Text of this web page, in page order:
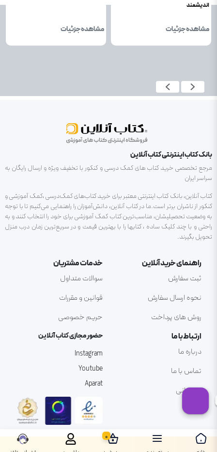
اندیشمند
مشاهده جزئیات مشاهده جزئیات
بانک کتاب اینترنتی کتاب آنلاین
مرجع تخصصی خرید کتاب های کمک درسی و کنکور با تخفیف ویژه و ارسال رایگان به
سراسر ایران
کتاب آنلاین، بانک کتاب اینترنتی معتبر برای خرید کتاب‌های کمک‌درسی ،کمک آموزشی و
کنکور از ناشران برتر است.ما در کتاب آنلاین، دانش‌آموزان را راهنمایی می‌کنیم تا با توجه
به وضعیت تحصیلیشان، مناسب‌ترین کتاب کمک آموزشی برای خود را انتخاب کنند و به
راحتی و با چند کلیک ساده ، کتابها را با بهترین قیمت و در سریع‌ترین زمان درب منزل
تحویل بگیرند.
راهنمای خرید آنلاین
ثبت سفارش
نحوه ارسال سفارش
روش های پرداخت
خدمات مشتریان
سوالات متداول
قوانین و مقررات
حریم خصوصی
ارتباط با ما
درباره ما
تماس با ما
پشتیبانی
حضور مجازی کتاب آنلاین
Instagram
Youtube
Aparat
0